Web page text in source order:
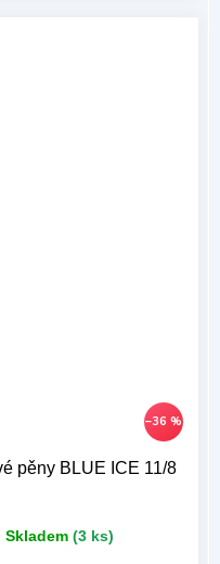
–36 %
pěny BLUE ICE 11/8
Skladem (3 ks)